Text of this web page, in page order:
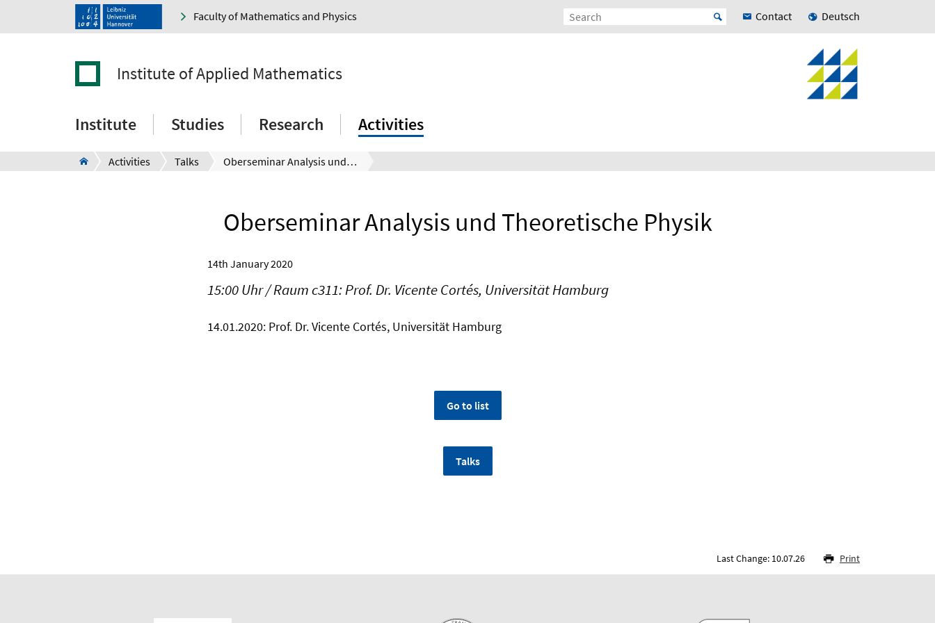
Faculty of Mathematics and Physics Contact Deutsch
Institute of Applied Mathematics
Institute Studies Research Activities
Activities Talks Oberseminar Analysis und Theoretische Physik
Oberseminar Analysis und Theoretische Physik
14th January 2020
15:00 Uhr / Raum c311: Prof. Dr. Vicente Cortés, Universität Hamburg
14.01.2020: Prof. Dr. Vicente Cortés, Universität Hamburg
Go to list
Talks
Last Change: 10.07.26 Print